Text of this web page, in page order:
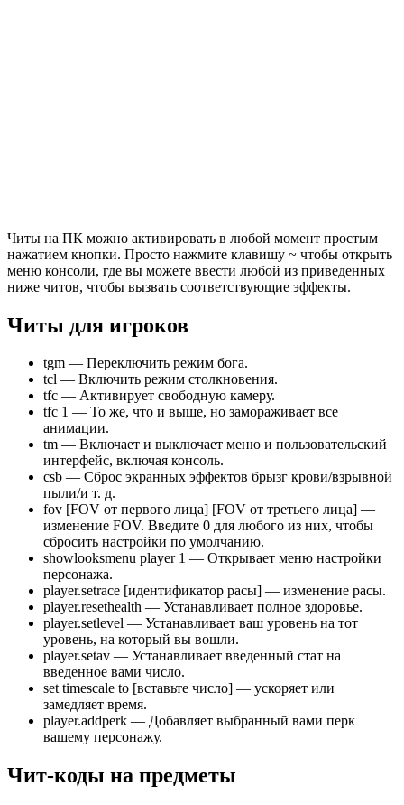
Читы на ПК можно активировать в любой момент простым
нажатием кнопки. Просто нажмите клавишу ~ чтобы открыть
меню консоли, где вы можете ввести любой из приведенных
ниже читов, чтобы вызвать соответствующие эффекты.
Читы для игроков
tgm — Переключить режим бога.
tcl — Включить режим столкновения.
tfc — Активирует свободную камеру.
tfc 1 — То же, что и выше, но замораживает все
анимации.
tm — Включает и выключает меню и пользовательский
интерфейс, включая консоль.
csb — Сброс экранных эффектов брызг крови/взрывной
пыли/и т. д.
fov [FOV от первого лица] [FOV от третьего лица] —
изменение FOV. Введите 0 для любого из них, чтобы
сбросить настройки по умолчанию.
showlooksmenu player 1 — Открывает меню настройки
персонажа.
player.setrace [идентификатор расы] — изменение расы.
player.resethealth — Устанавливает полное здоровье.
player.setlevel — Устанавливает ваш уровень на тот
уровень, на который вы вошли.
player.setav — Устанавливает введенный стат на
введенное вами число.
set timescale to [вставьте число] — ускоряет или
замедляет время.
player.addperk — Добавляет выбранный вами перк
вашему персонажу.
Чит-коды на предметы